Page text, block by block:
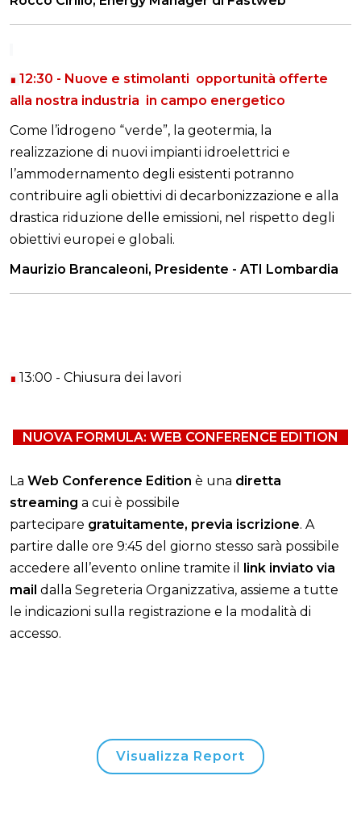
∎ 12:30 - Nuove e stimolanti opportunità offerte
alla nostra industria in campo energetico
Come l’idrogeno “verde”, la geotermia, la
realizzazione di nuovi impianti idroelettrici e
l’ammodernamento degli esistenti potranno
contribuire agli obiettivi di decarbonizzazione e alla
drastica riduzione delle emissioni, nel rispetto degli
obiettivi europei e globali.
Maurizio Brancaleoni, Presidente - ATI Lombardia
∎ 13:00 - Chiusura dei lavori
NUOVA FORMULA: WEB CONFERENCE EDITION
La Web Conference Edition è una diretta
streaming a cui è possibile
partecipare gratuitamente, previa iscrizione. A
partire dalle ore 9:45 del giorno stesso sarà possibile
accedere all’evento online tramite il link inviato via
mail dalla Segreteria Organizzativa, assieme a tutte
le indicazioni sulla registrazione e la modalità di
accesso.
Visualizza Report